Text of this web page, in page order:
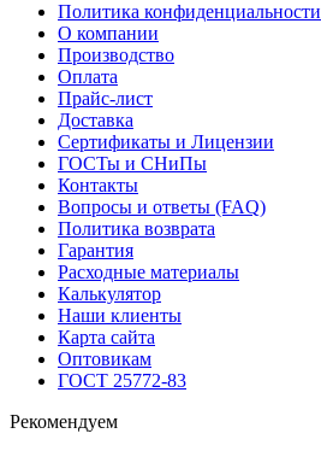
Политика конфиденциальности
О компании
Производство
Оплата
Прайс-лист
Доставка
Сертификаты и Лицензии
ГОСТы и СНиПы
Контакты
Вопросы и ответы (FAQ)
Политика возврата
Гарантия
Расходные материалы
Калькулятор
Наши клиенты
Карта сайта
Оптовикам
ГОСТ 25772-83
Рекомендуем